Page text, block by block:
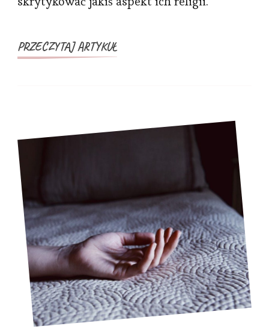
PRZECZYTAJ ARTYKUŁ